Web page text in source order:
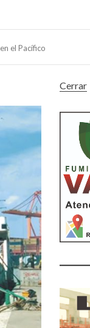
el Pacífico
Cerrar